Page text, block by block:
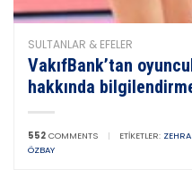
SULTANLAR & EFELER
VakıfBank’tan
hakkında
552 COMMENTS | ETIKETLER:
ÖZBAY